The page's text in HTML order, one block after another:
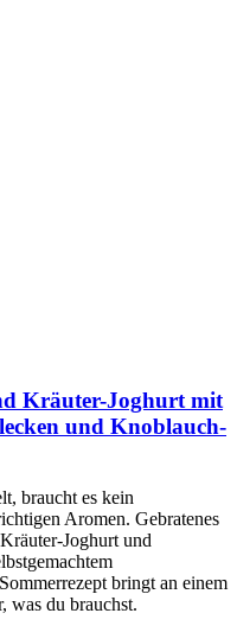
Kräuter-Joghurt mit
und Knoblauch-
braucht es kein
Aromen. Gebratenes
Joghurt und
bringt an einem
was du brauchst.